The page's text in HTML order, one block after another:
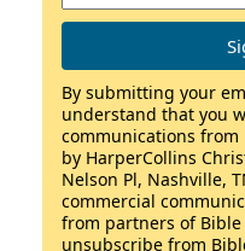
By submitting your
understand that you
communications from
by HarperCollins
Nelson Pl, Nashville,
commercial
from partners of Bible
unsubscribe from